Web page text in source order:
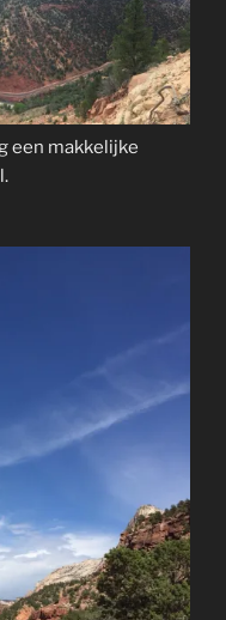
een makkelijke